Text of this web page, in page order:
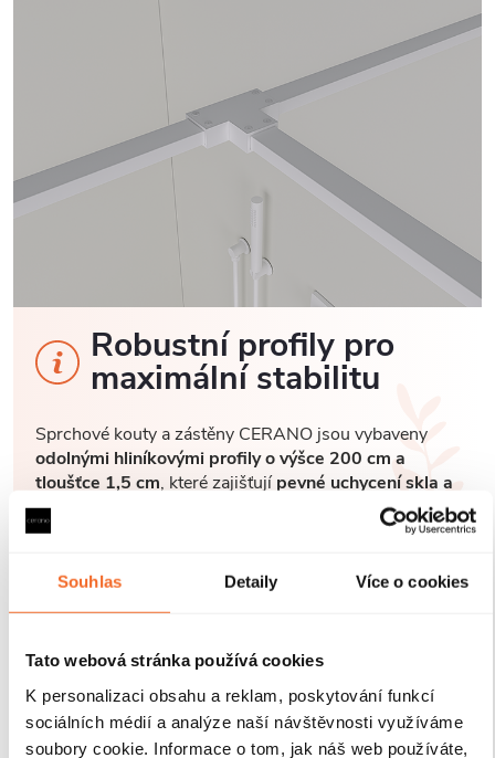
Souhlas Detaily Více o cookies
Tato webová stránka používá cookies
K personalizaci obsahu a reklam, poskytování funkcí
sociálních médií a analýze naší návštěvnosti využíváme
soubory cookie. Informace o tom, jak náš web používáte,
Robustní profily pro
maximální stabilitu
Sprchové kouty a zástěny CERANO jsou vybaveny
odolnými hliníkovými profily o výšce 200 cm a
tloušťce 1,5 cm, které zajišťujípevné uchycení skla a
stabilitu celé konstrukce
kompenzaci
drobných nerovností stěn
je instalace rychlá, přesná a
úpravanavíc garantuje dlouhou životnost i při
každodenním používání v náročném koupelnovém